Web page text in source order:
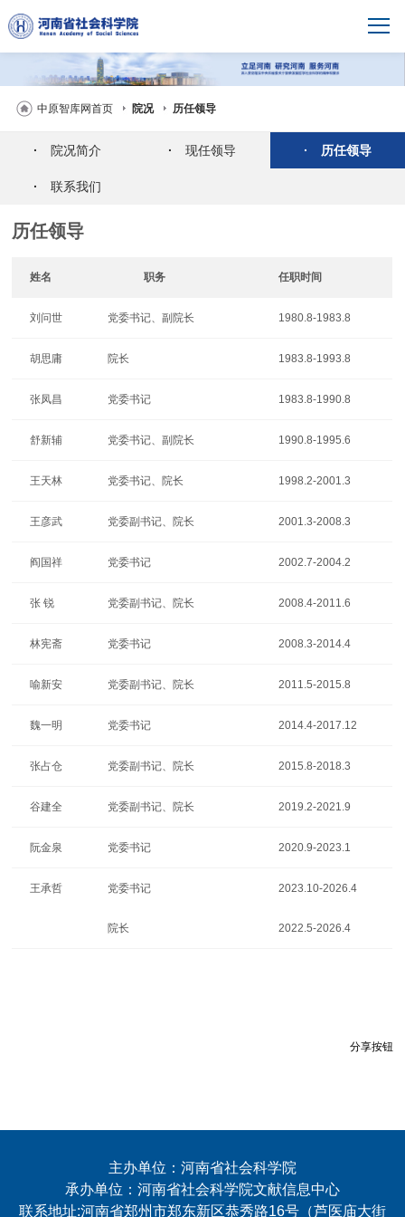
中原智库网首页 院况 历任领导
· 院况简介 · 现任领导 · 历任领导
· 联系我们
历任领导
姓名 职务 任职时间
刘问世 党委书记、副院长 1980.8-1983.8
胡思庸 院长 1983.8-1993.8
张凤昌 党委书记 1983.8-1990.8
舒新辅 党委书记、副院长 1990.8-1995.6
王天林 党委书记、院长 1998.2-2001.3
王彦武 党委副书记、院长 2001.3-2008.3
阎国祥 党委书记 2002.7-2004.2
张 锐 党委副书记、院长 2008.4-2011.6
林宪斋 党委书记 2008.3-2014.4
喻新安 党委副书记、院长 2011.5-2015.8
魏一明 党委书记 2014.4-2017.12
张占仓 党委副书记、院长 2015.8-2018.3
谷建全 党委副书记、院长 2019.2-2021.9
阮金泉 党委书记 2020.9-2023.1
王承哲 党委书记 2023.10-2026.4
院长 2022.5-2026.4
分享按钮
主办单位：河南省社会科学院
承办单位：河南省社会科学院文献信息中心
联系地址:河南省郑州市郑东新区恭秀路16号（芦医庙大街